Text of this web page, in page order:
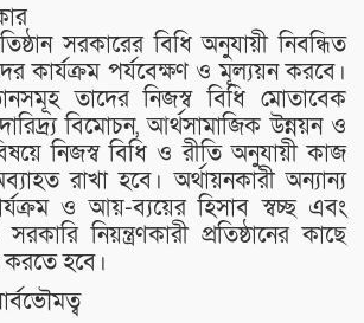
সরকারের বিধি অনুযায়ী নিবন্ধিত
কার্যক্রম পর্যবেক্ষণ ও মূল্যয়ন করবে।
তাদের নিজস্ব বিধি মোতাবেক
বিমোচন, আর্থসামাজিক উন্নয়ন ও
নিজস্ব বিধি ও রীতি অনুযায়ী কাজ
রাখা হবে। অর্থায়নকারী অন্যান্য
ও আয়-ব্যয়ের হিসাব স্বচ্ছ এবং
নিয়ন্ত্রণকারী প্রতিষ্ঠানের কাছে
করতে হবে।